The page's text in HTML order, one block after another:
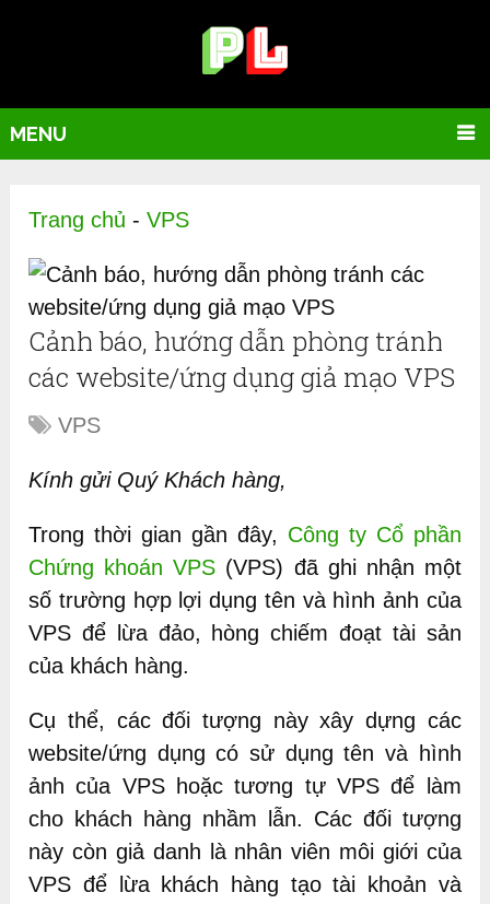
MENU
Trang chủ -VPS
Cảnh báo, hướng dẫn phòng tránh
các website/ứng dụng giả mạo VPS
VPS
Kính gửi Quý Khách hàng,
Trong thời gian gần đây, Công ty Cổ phần
Chứng khoán VPS (VPS) đã ghi nhận một
số trường hợp lợi dụng tên và hình ảnh của
VPS để lừa đảo, hòng chiếm đoạt tài sản
của khách hàng.
Cụ thể, các đối tượng này xây dựng các
website/ứng dụng có sử dụng tên và hình
ảnh của VPS hoặc tương tự VPS để làm
cho khách hàng nhầm lẫn. Các đối tượng
này còn giả danh là nhân viên môi giới của
VPS để lừa khách hàng tạo tài khoản và